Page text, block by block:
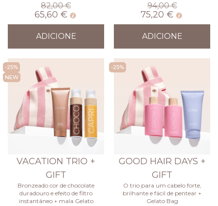
82,00 €
65,60 €
ADICIONE
94,00 €
75,20 €
ADICIONE
-25%
NEW
VACATION TRIO +
GIFT
Bronzeado cor de chocolate
duradouro e efeito de filtro
instantâneo + mala Gelato
-25%
GOOD HAIR DAYS +
GIFT
O trio para um cabelo forte,
brilhante e fácil de pentear +
Gelato Bag